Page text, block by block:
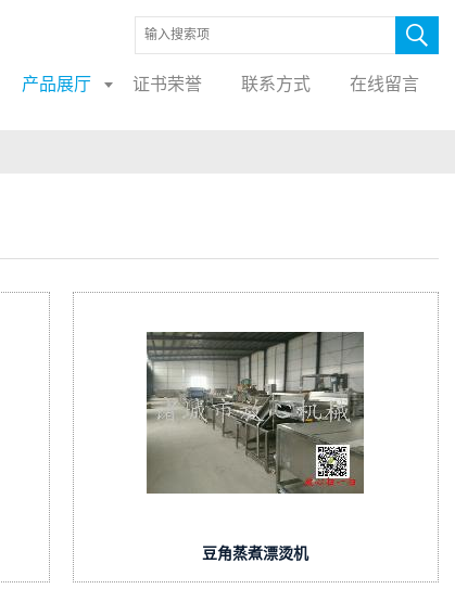
产品展厅 证书荣誉 联系方式 在线留言
豆角蒸煮漂烫机